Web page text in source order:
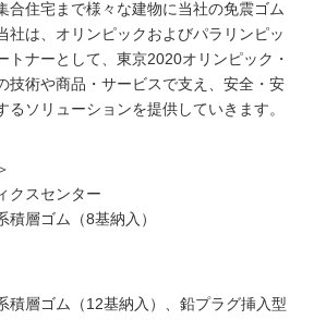
合住宅まで様々な建物に当社の免震ゴム
社は、オリンピックおよびパラリンピッ
トナーとして、東京2020オリンピック・
技術や商品・サービスで支え、安全・安
るソリューションを提供していきます。
クスセンター
積層ゴム（8基納入）
積層ゴム（12基納入）、鉛プラグ挿入型